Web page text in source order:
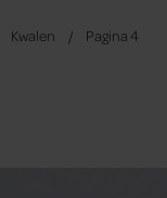
Kwalen Pagina 4